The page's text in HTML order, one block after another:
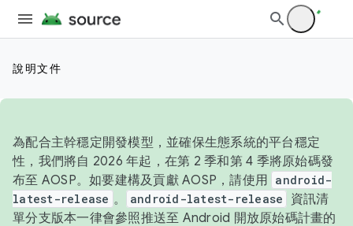
說明文件
為配合主幹穩定開發模型，並確保生態系統的平台穩定
性，我們將自 2026 年起，在第 2 季和第 4 季將原始碼發
布至 AOSP。如要建構及貢獻 AOSP，請使用 android-
latest-release 。 android-latest-release
資訊清
單分支版本一律會參照推送至 Android 開放原始碼計畫的